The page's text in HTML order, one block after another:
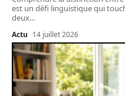
est un défi linguistique qui
deux…
Actu 14 juillet 2026